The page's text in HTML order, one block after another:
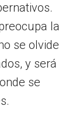
la
se olvide
y será
se